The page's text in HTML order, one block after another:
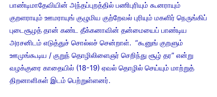
பாண்டிமாதேவியின் அந்தப்புறத்தில் பணிபுரியும் கூனராயும்
குறளராயும் ஊமராயுங் குழுமிய குற்றேவல் புரியும் மகளிர் நெருங்கிப்
புடைசூழத் தான் கண்ட தீக்கனாவின் தன்மையைப் பாண்டிய
அரசனிடம் எடுத்துச் சொல்லச் சென்றாள். “கூனுங் குறளும்
ஊமுங்கூடிய / குறுந் தொழிலிளைஞர் செறிந்து சூழ் தர” என்று
வழக்குரை காதையில் (18-19) ஏவல் தொழில் செய்யும் மாற்றுத்
திறனாளிகள் இடம் பெற்றுள்ளனர்.